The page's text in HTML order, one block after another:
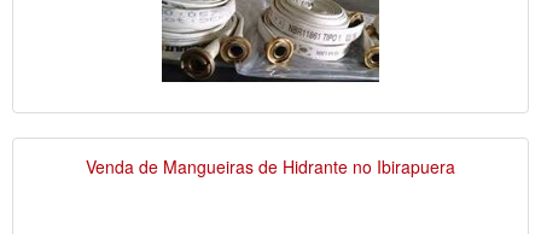
Venda de Mangueiras de Hidrante no Ibirapuera